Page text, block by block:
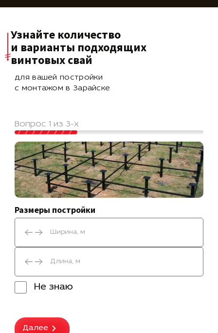
Узнайте количество
и варианты подходящих
винтовых свай
для вашей постройки
с монтажом в Зарайске
Вопрос 1 из 3-х
Размеры постройки
Не знаю
Далее